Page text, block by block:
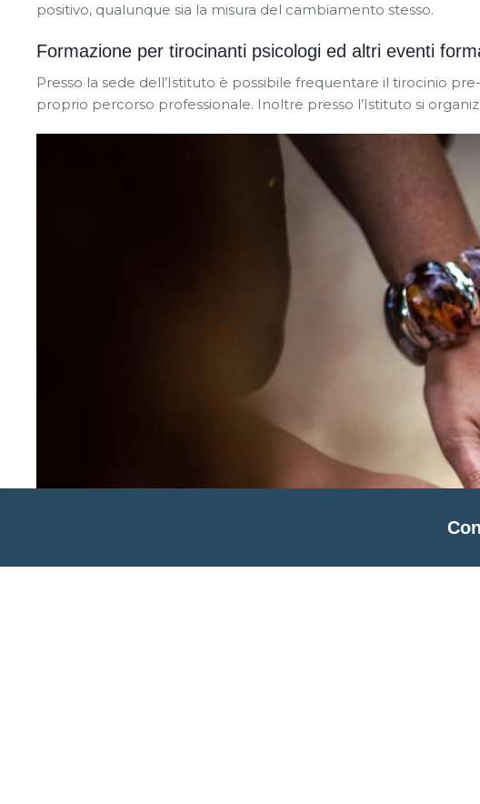
positivo, qualunque sia la misura del cambiamento stesso.
Formazione per tirocinanti psicologi ed altri eventi
Presso la sede dell’Istituto è possibile frequentare il tirocinio
proprio percorso professionale. Inoltre presso l’Istituto si